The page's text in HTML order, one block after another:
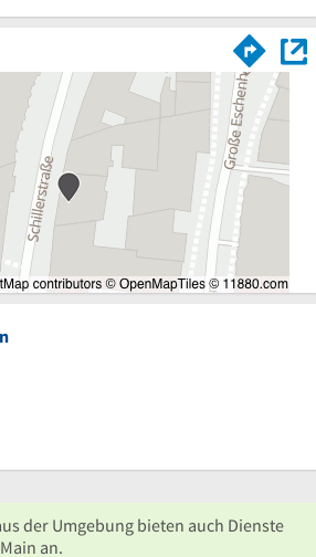
der Umgebung bieten auch Dienste
an.